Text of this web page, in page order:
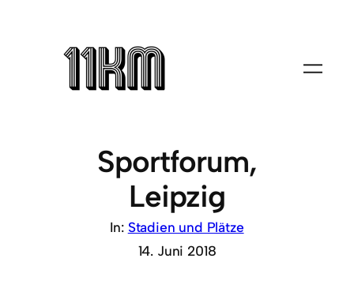
Sportforum,
Leipzig
In: Stadien und Plätze
14. Juni 2018